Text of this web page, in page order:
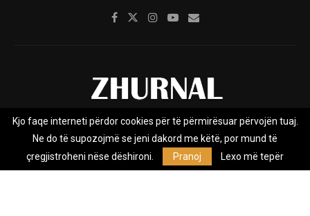
Rreth nesh Impresumi Marketing
Kontakt
Privacy Policy
Zhurnal.mk është Agjenci e Lajmeve e pavarur, e themeluar në vitin
Kjo faqe interneti përdor cookies për të përmirësuar përvojën tuaj.
Ne do të supozojmë se jeni dakord me këtë, por mund të
çregjistroheni nëse dëshironi.
Pranoj Lexo më tepër